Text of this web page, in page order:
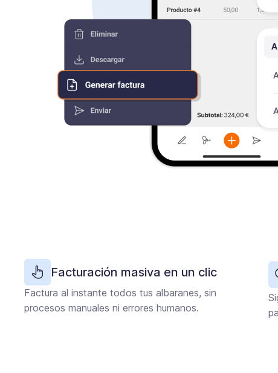
Facturación masiva en un clic
Factura al instante todos tus albaranes, sin
procesos manuales ni errores humanos.